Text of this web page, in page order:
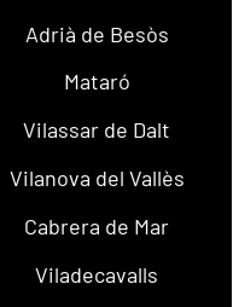
Adrià de Besòs
Mataró
Vilassar de Dalt
Vilanova del Vallès
Cabrera de Mar
Viladecavalls